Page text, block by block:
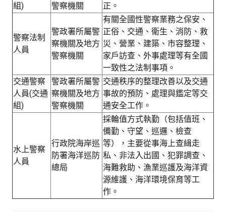
組)
警察機關
正。
警察法制
人員
警政署所屬警
察機關及地方
警察機關
有關全國性警察業務之保安、
正俗、交通、衛生、消防、救
災、營業、建築、市容整理、
家戶訪查、外事處理等有全國
一致性之法制事項。
交通警察
人員(交通
組)
警政署所屬警
察機關及地方
警察機關
交通秩序的整理改善以及交通
事故的預防、處理與鑑定等交
通安全工作。
水上警察
人員
行政院海岸巡
防署海洋巡防
總局
採輪值方式執勤（包括值班、
備勤、守望、巡邏、檢查
等），主要從事海上查緝走
私、非法入出國、犯罪調查、
海難救助、漁業巡護及海洋資
源維護、海洋環境保育等工
作。